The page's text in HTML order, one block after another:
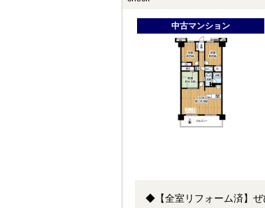
中古マンション
◆【全室リフォーム済】